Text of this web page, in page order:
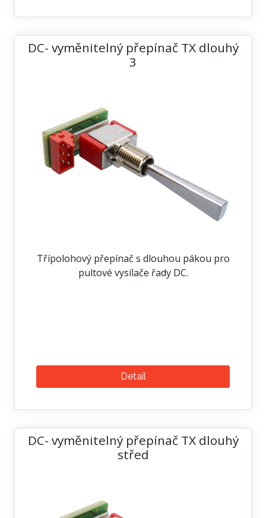
DC- vyměnitelný přepínač TX dlouhý
3
Třípolohový přepínač s dlouhou pákou pro
pultové vysílače řady DC.
Detail
DC- vyměnitelný přepínač TX dlouhý
střed